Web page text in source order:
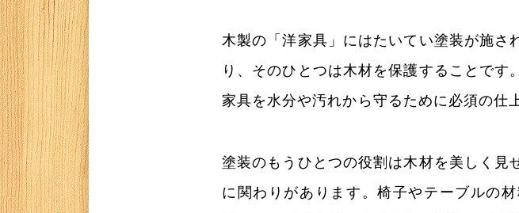
木製の「洋家具」にはたいてい塗装が施さ
り、そのひとつは木材を保護することで
家具を水分や汚れから守るために必須の仕
塗装のもうひとつの役割は木材を美しく見
に関わりがあります。椅子やテーブルの